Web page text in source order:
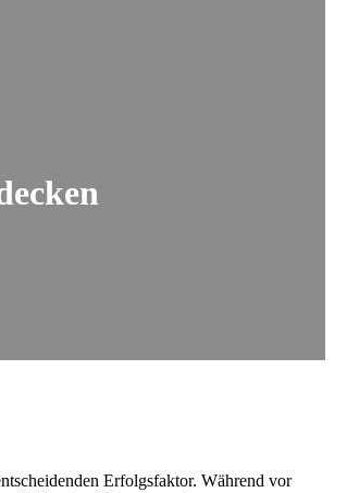
Erfolgsfaktor. Während vor